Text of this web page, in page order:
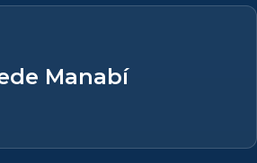
Manabí